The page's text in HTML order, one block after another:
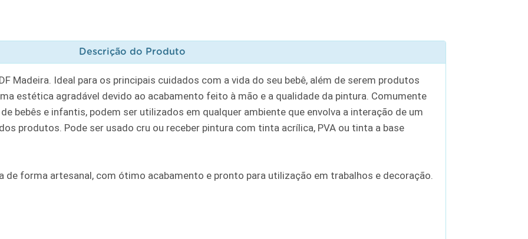
Descrição do Produto
Madeira. Ideal para os principais cuidados com a vida do seu bebê, além de serem produtos
estética agradável devido ao acabamento feito à mão e a qualidade da pintura. Comumente
bebês e infantis, podem ser utilizados em qualquer ambiente que envolva a interação de um
produtos. Pode ser usado cru ou receber pintura com tinta acrílica, PVA ou tinta a base
de forma artesanal, com ótimo acabamento e pronto para utilização em trabalhos e decoração.